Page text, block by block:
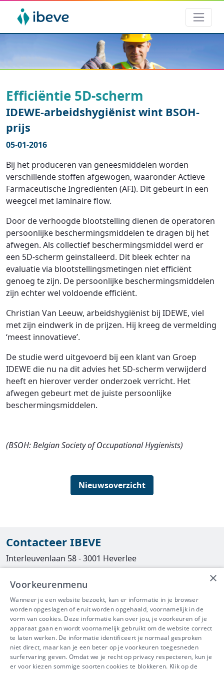
Efficiëntie 5D-scherm
IDEWE-arbeidshygiënist wint BSOH-
prijs
05-01-2016
Bij het produceren van geneesmiddelen worden
verschillende stoffen afgewogen, waaronder Actieve
Farmaceutische Ingrediënten (AFI). Dit gebeurt in een
weegcel met laminaire flow.
Door de verhoogde blootstelling dienen de operatoren
persoonlijke beschermingsmiddelen te dragen bij het
afwegen. Als collectief beschermingsmiddel werd er
een 5D-scherm geïnstalleerd. Dit bleek echter na
evaluatie via blootstellingsmetingen niet efficiënt
genoeg te zijn. De persoonlijke beschermingsmiddelen
zijn echter wel voldoende efficiënt.
Christian Van Leeuw, arbeidshygiënist bij IDEWE, viel
met zijn eindwerk in de prijzen. Hij kreeg de vermelding
‘meest innovatieve’.
De studie werd uitgevoerd bij een klant van Groep
IDEWE die nu na dit advies het 5D-scherm verwijderd
heeft en hierover verder onderzoek verricht. Het
afwegen gebeurt met de juiste persoonlijke
beschermingsmiddelen.
(BSOH: Belgian Society of Occupational Hygienists)
Nieuwsoverzicht
Contacteer IBEVE
Interleuvenlaan 58 - 3001 Heverlee
016/390490
info@ibeve.be
asbest@ibeve.be
Ondernemingsnummer: 0436 612 044
×
Voorkeurenmenu
Wanneer je een website bezoekt, kan er informatie in je browser
worden opgeslagen of eruit worden opgehaald, voornamelijk in de
vorm van cookies. Deze informatie kan over jou, je voorkeuren of je
apparaat gaan en wordt voornamelijk gebruikt om de website correct
te laten werken. De informatie identificeert je normaal gesproken
niet direct, maar kan je een beter op je voorkeuren toegesneden
surfervaring geven. Omdat we je recht op privacy respecteren, kun je
er voor kiezen sommige soorten cookies te blokkeren. Klik op de